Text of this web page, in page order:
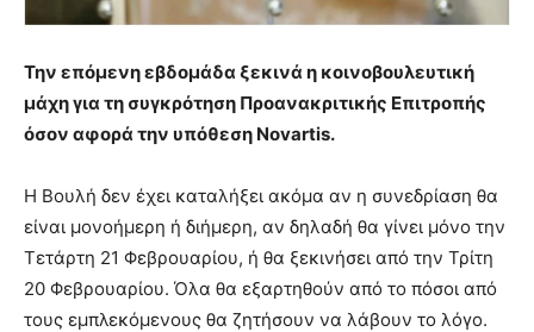
Την επόμενη εβδομάδα ξεκινά η κοινοβουλευτική
μάχη για τη συγκρότηση Προανακριτικής Επιτροπής
όσον αφορά την υπόθεση Novartis.
Η Βουλή δεν έχει καταλήξει ακόμα αν η συνεδρίαση θα
είναι μονοήμερη ή διήμερη, αν δηλαδή θα γίνει μόνο την
Τετάρτη 21 Φεβρουαρίου, ή θα ξεκινήσει από την Τρίτη
20 Φεβρουαρίου. Όλα θα εξαρτηθούν από το πόσοι από
τους εμπλεκόμενους θα ζητήσουν να λάβουν το λόγο.